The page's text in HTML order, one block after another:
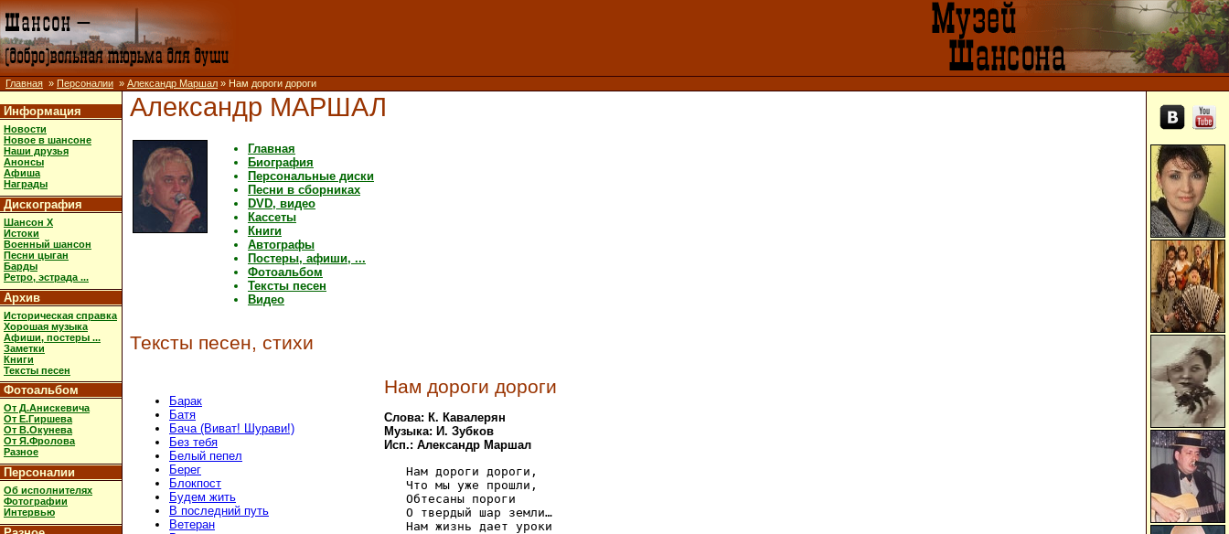
Главная » Персоналии » Александр Маршал » Нам дороги дороги
Информация
Новости
Новое в шансоне
Наши друзья
Анонсы
Афиша
Награды
Дискография
Шансон X
Истоки
Военный шансон
Песни цыган
Барды
Ретро, эстрада ...
Архив
Историческая справка
Хорошая музыка
Афиши, постеры ...
Заметки
Книги
Тексты песен
Фотоальбом
От Д.Анискевича
От Е.Гиршева
От В.Окунева
От Я.Фролова
Разное
Персоналии
Об исполнителях
Фотографии
Интервью
Александр МАРШАЛ
Главная
Биография
Персональные диски
Песни в сборниках
DVD, видео
Кассеты
Книги
Автографы
Постеры, афиши, ...
Фотоальбом
Тексты песен
Видео
Тексты песен, стихи
Барак
Батя
Бача (Виват! Шурави!)
Без тебя
Белый пепел
Берег
Блокпост
Будем жить
В последний путь
Ветеран
Нам дороги дороги
Слова: К. Кавалерян
Музыка: И. Зубков
Исп.: Александр Маршал
   Нам дороги дороги,
   Что мы уже прошли,
   Обтесаны пороги
   О твердый шар земли…
   Нам жизнь дает уроки